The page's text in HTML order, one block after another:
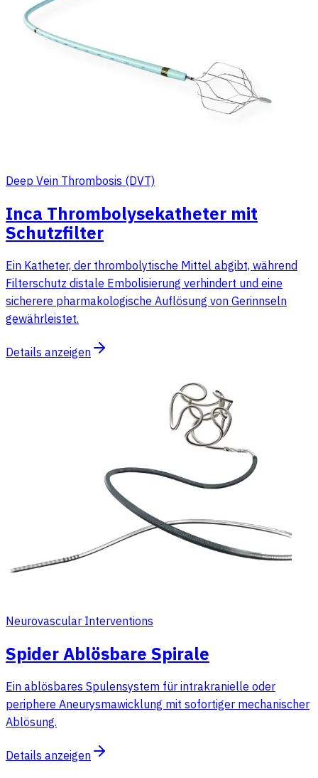
Deep Vein Thrombosis (DVT)
Inca Thrombolysekatheter mit
Schutzfilter
Ein Katheter, der thrombolytische Mittel abgibt, während
Filterschutz distale Embolisierung verhindert und eine
sicherere pharmakologische Auflösung von Gerinnseln
gewährleistet.
Details anzeigen
Neurovascular Interventions
Spider Ablösbare Spirale
Ein ablösbares Spulensystem für intrakranielle oder
periphere Aneurysmawicklung mit sofortiger mechanischer
Ablösung.
Details anzeigen